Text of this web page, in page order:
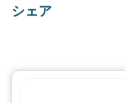
シェア